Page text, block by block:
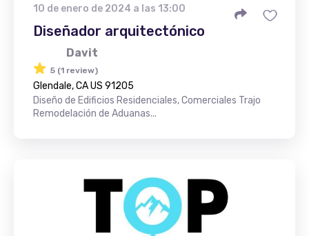
10 de enero de 2024 a las 13:00
Diseñador arquitectónico
Davit
5 (1 review)
Glendale, CA US 91205
Diseño de Edificios Residenciales, Comerciales Trajo
Remodelación de Aduanas...